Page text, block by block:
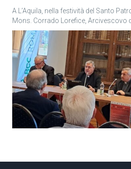
A L’Aquila, nella festività del Santo
Mons. Corrado Lorefice, Arcivescovo